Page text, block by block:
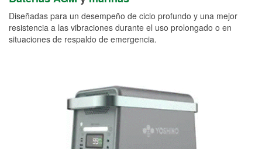
Diseñadas para un desempeño de ciclo profundo y una mejor
resistencia a las vibraciones durante el uso prolongado o en
situaciones de respaldo de emergencia.